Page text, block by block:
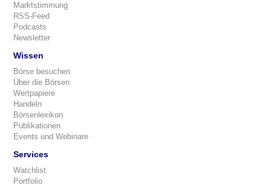
Marktstimmung
RSS-Feed
Podcasts
Newsletter
Wissen
Börse besuchen
Über die Börsen
Wertpapiere
Handeln
Börsenlexikon
Publikationen
Events und Webinare
Services
Watchlist
Portfolio